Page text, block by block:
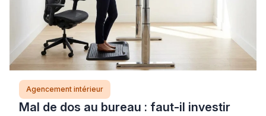
Agencement intérieur
Mal de dos au bureau : faut-il investir